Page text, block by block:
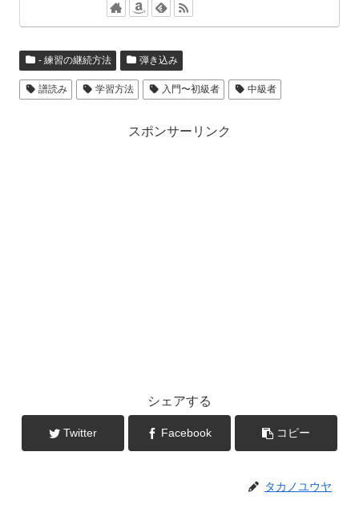
- 練習の継続方法 弾き込み
譜読み 学習方法 入門〜初級者 中級者
スポンサーリンク
シェアする
Twitter Facebook コピー
タカノユウヤ